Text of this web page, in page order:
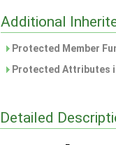
Additional
Protected Member
Protected Attributes
Detailed